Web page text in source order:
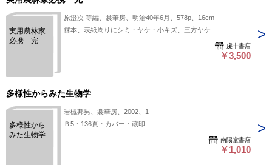
実用農林家
必携 完
原澄次 等編、裳華房、明治40年6月、578p、16cm
裸本、表紙周りにシミ・ヤケ・小キズ、三方ヤケ
虔十書店
￥3,500
多様性からみた生物学
多様性から
みた生物学
岩槻邦男、裳華房、2002、1
Ｂ5・136頁・カバー・蔵印
南陽堂書店
￥1,010